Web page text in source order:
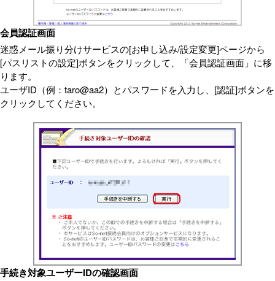
会員認証画面
迷惑メール振り分けサービスの[お申し込み/設定変更]ページから
[パスリストの設定]ボタンをクリックして、「会員認証画面」に移
ります。
ユーザID（例：taro@aa2）とパスワードを入力し、[認証]ボタンを
クリックしてください。
手続き対象ユーザーIDの確認画面